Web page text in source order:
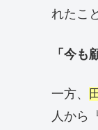
れたこ
「今も
一方、
人から